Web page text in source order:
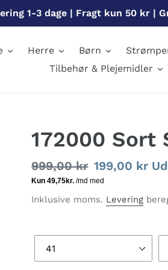
1-3 dage | Fragt kun 50 kr |
Herre Børn
Tilbehør & Plejemidler
172000 Sort
Normalpris
999,00 kr Udsalgspris
199,00 kr
Inklusive moms. Levering